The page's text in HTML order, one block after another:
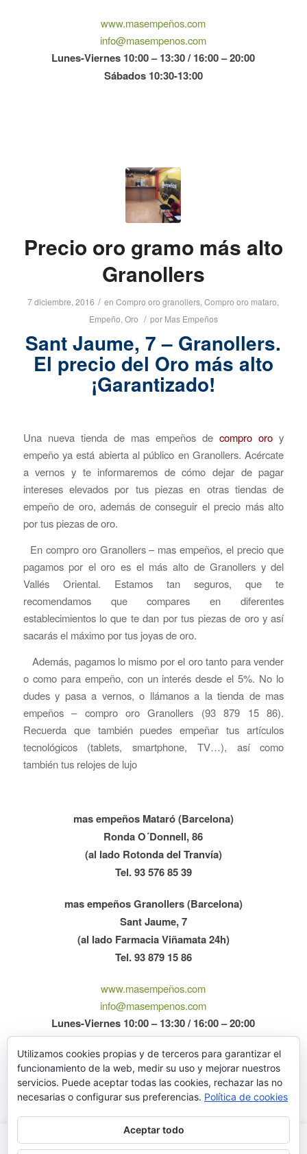
www.masempeños.com
info@masempenos.com
Lunes-Viernes 10:00 – 13:30 / 16:00 – 20:00
Sábados 10:30-13:00
Precio oro gramo más alto
Granollers
7 diciembre, 2016 / enCompro oro granollers,Compro oro mataro,
Empeño, Oro / por Mas Empeños
Sant Jaume, 7 – Granollers.
El precio del Oro más alto
¡Garantizado!
Una nueva tienda de mas empeños decompro oro y
empeño ya está abierta al público en Granollers. Acércate
a vernos y te informaremos de cómo dejar de pagar
intereses elevados por tus piezas en otras tiendas de
empeño de oro, además de conseguir el precio más alto
por tus piezas de oro.
En compro oro Granollers – mas empeños, el precio que
pagamos por el oro es el más alto de Granollers y del
Vallés Oriental. Estamos tan seguros, que te
recomendamos que compares en diferentes
establecimientos lo que te dan por tus piezas de oro y así
sacarás el máximo por tus joyas de oro.
Además, pagamos lo mismo por el oro tanto para vender
o como para empeño, con un interés desde el 5%. No lo
dudes y pasa a vernos, o llámanos a la tienda de mas
empeños – compro oro Granollers (93 879 15 86).
Recuerda que también puedes empeñar tus artículos
tecnológicos (tablets, smartphone, TV…), así como
también tus relojes de lujo
mas empeños Mataró (Barcelona)
Ronda O´Donnell, 86
(al lado Rotonda del Tranvía)
Tel. 93 576 85 39
mas empeños Granollers (Barcelona)
Sant Jaume, 7
(al lado Farmacia Viñamata 24h)
Tel. 93 879 15 86
www.masempeños.com
info@masempenos.com
Lunes-Viernes 10:00 – 13:30 / 16:00 – 20:00
Sábados 10:30-13:00
Este sítio web utiliza cookies para que tengas la mejor
Utilizamos cookies propias y de terceros para garantizar el
funcionamiento de la web, medir su uso y mejorar nuestros
servicios. Puede aceptar todas las cookies, rechazar las no
necesarias o configurar sus preferencias. Política de cookies
Aceptar todo